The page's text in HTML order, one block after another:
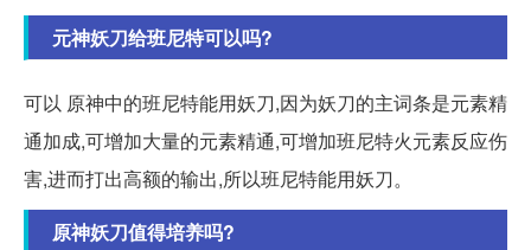
元神妖刀给班尼特可以吗?
可以 原神中的班尼特能用妖刀,因为妖刀的主词条是元素精
通加成,可增加大量的元素精通,可增加班尼特火元素反应伤
害,进而打出高额的输出,所以班尼特能用妖刀。
原神妖刀值得培养吗?